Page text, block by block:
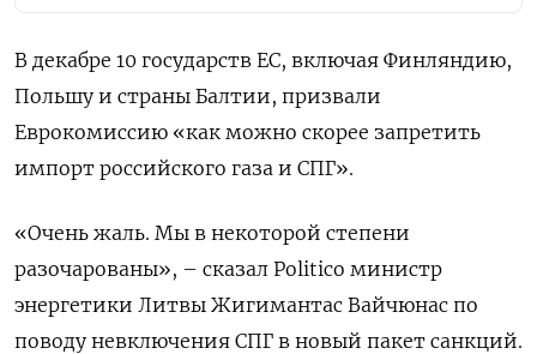
В декабре 10 государств ЕС, включая Финляндию,
Польшу и страны Балтии, призвали
Еврокомиссию «как можно скорее запретить
импорт российского газа и СПГ».
«Очень жаль. Мы в некоторой степени
разочарованы», – сказал Politico министр
энергетики Литвы Жигимантас Вайчюнас по
поводу невключения СПГ в новый пакет санкций.